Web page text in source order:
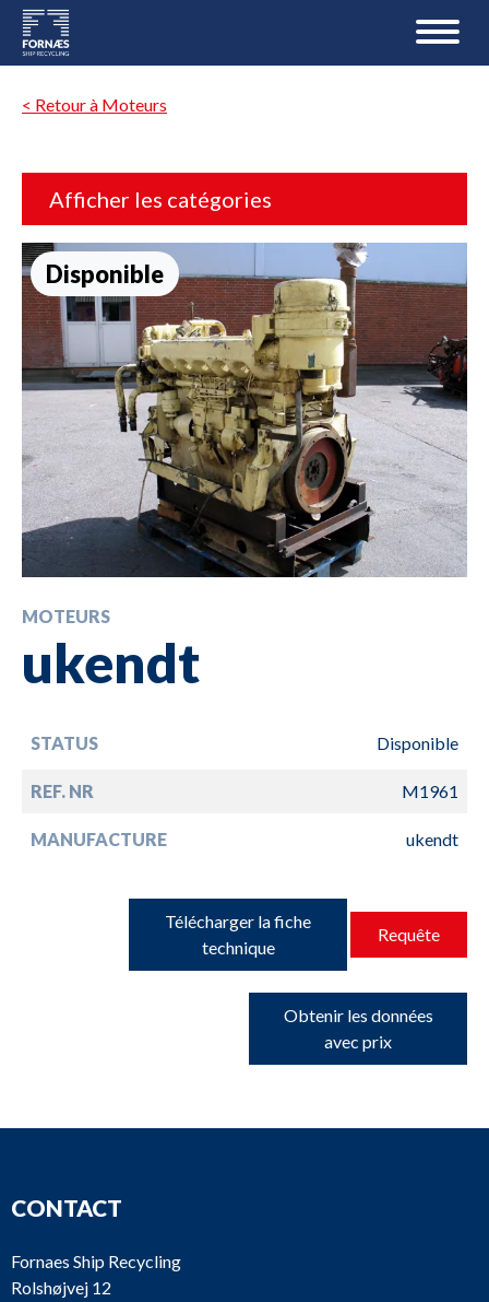
< Retour à Moteurs
Afficher les catégories
Disponible
MOTEURS
ukendt
STATUS Disponible
REF. NR M1961
MANUFACTURE ukendt
Télécharger la fiche
technique
Requête
Obtenir les données
avec prix
CONTACT
Fornaes Ship Recycling
Rolshøjvej 12